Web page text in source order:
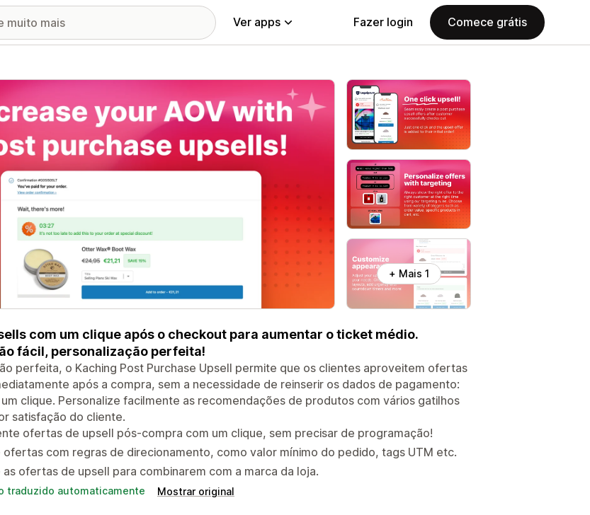
Ver apps Fazer login Comece grátis
em destaque
+ Mais 1
com um clique após o checkout para aumentar o ticket médio.
fácil, personalização perfeita!
perfeita, o Kaching Post Purchase Upsell permite que os clientes aproveitem ofertas
após a compra, sem a necessidade de reinserir os dados de pagamento:
clique. Personalize facilmente as recomendações de produtos com vários gatilhos
satisfação do cliente.
ofertas de upsell pós-compra com um clique, sem precisar de programação!
ofertas com regras de direcionamento, como valor mínimo do pedido, tags UTM etc.
as ofertas de upsell para combinarem com a marca da loja.
traduzido automaticamente Mostrar original